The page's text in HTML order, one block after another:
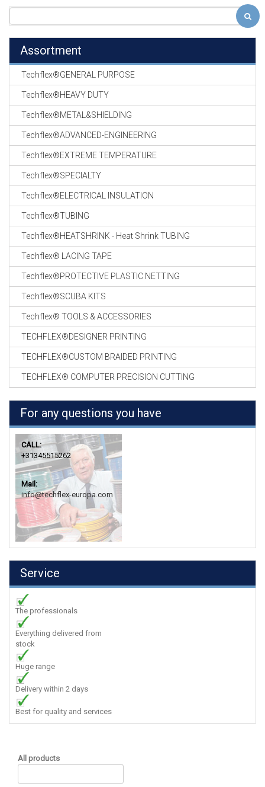
Assortment
Techflex®GENERAL PURPOSE
Techflex®HEAVY DUTY
Techflex®METAL&SHIELDING
Techflex®ADVANCED-ENGINEERING
Techflex®EXTREME TEMPERATURE
Techflex®SPECIALTY
Techflex®ELECTRICAL INSULATION
Techflex®TUBING
Techflex®HEATSHRINK - Heat Shrink TUBING
Techflex® LACING TAPE
Techflex®PROTECTIVE PLASTIC NETTING
Techflex®SCUBA KITS
Techflex® TOOLS & ACCESSORIES
TECHFLEX®DESIGNER PRINTING
TECHFLEX®CUSTOM BRAIDED PRINTING
TECHFLEX® COMPUTER PRECISION CUTTING
For any questions you have
CALL:
+31345515262
Mail:
info@techflex-europa.com
Service
The professionals
Everything delivered from
stock
Huge range
Delivery within 2 days
Best for quality and services
All products